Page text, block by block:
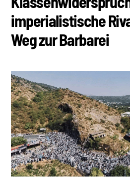
imperialistische
Weg zur Barbarei